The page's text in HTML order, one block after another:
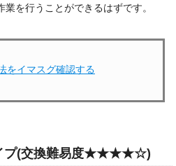
を行うことができるはずです。
をイマスグ確認する
プ(交換難易度★★★★☆)